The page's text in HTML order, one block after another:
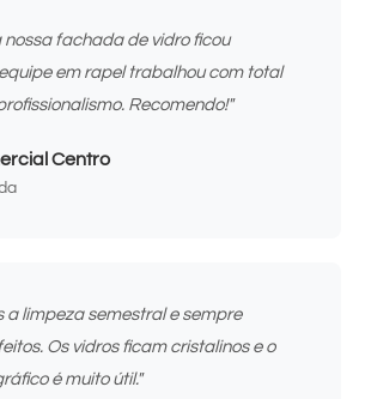
nossa fachada de vidro ficou
em rapel trabalhou com total
Recomendo!"
Centro
a limpeza semestral e sempre
Os vidros ficam cristalinos e o
é muito útil."